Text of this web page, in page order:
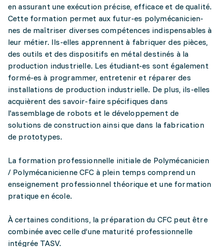
en assurant une exécution précise, efficace et de qualité.
Cette formation permet aux futur-es polymécanicien-
nes de maîtriser diverses compétences indispensables à
leur métier. Ils-elles apprennent à fabriquer des pièces,
des outils et des dispositifs en métal destinés à la
production industrielle. Les étudiant-es sont également
formé-es à programmer, entretenir et réparer des
installations de production industrielle. De plus, ils-elles
acquièrent des savoir-faire spécifiques dans
l'assemblage de robots et le développement de
solutions de construction ainsi que dans la fabrication
de prototypes.
La formation professionnelle initiale de Polymécanicien
/ Polymécanicienne CFC à plein temps comprend un
enseignement professionnel théorique et une formation
pratique en école.
À certaines conditions, la préparation du CFC peut être
combinée avec celle d’une maturité professionnelle
intégrée TASV.